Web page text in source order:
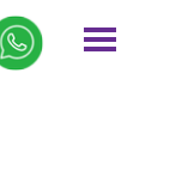
דף הבית